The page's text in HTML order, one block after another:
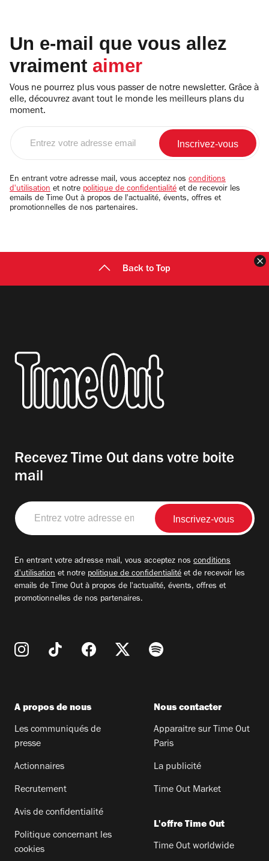
Un e-mail que vous allez
vraiment aimer
Vous ne pourrez plus vous passer de notre newsletter. Grâce à
elle, découvrez avant tout le monde les meilleurs plans du
moment.
email
En entrant votre adresse mail, vous acceptez nos conditions
d'utilisation et notre politique de confidentialité et de recevoir les
emails de Time Out à propos de l'actualité, évents, offres et
promotionnelles de nos partenaires.
Back to Top
Recevez Time Out dans votre boite
mail
Entrez
votre
adresse
En entrant votre adresse mail, vous acceptez nos conditions
d'utilisation et notre politique de confidentialité et de recevoir les
emails de Time Out à propos de l'actualité, évents, offres et
promotionnelles de nos partenaires.
A propos de nous
Les communiqués de
presse
Actionnaires
Recrutement
Avis de confidentialité
Politique concernant les
cookies
Nous contacter
Apparaitre sur Time Out
Paris
La publicité
Time Out Market
L'offre Time Out
Time Out worldwide